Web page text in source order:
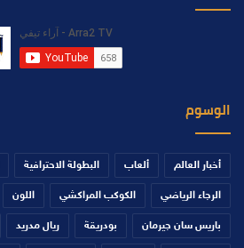
الوسوم
أخبار العالم ألعاب البطولة الاحترافية
الرجاء الرياضي الكوكب المراكشي اللون
باريس سان جيرمان بودريقة ريال مدريد